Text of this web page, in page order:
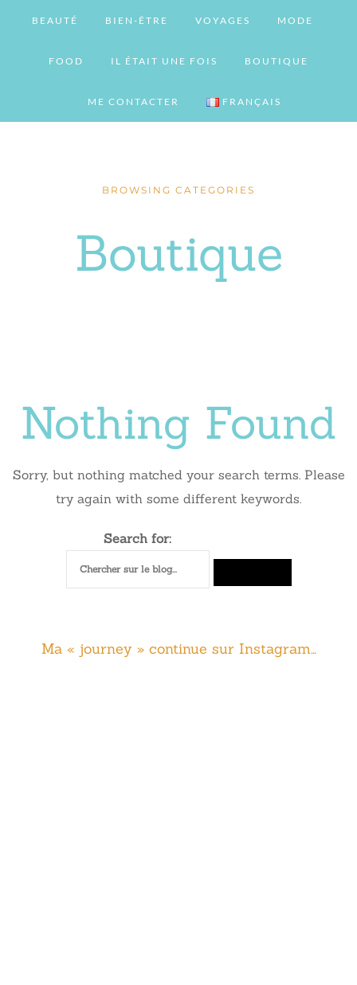
BEAUTÉ BIEN-ÊTRE VOYAGES MODE
FOOD IL ÉTAIT UNE FOIS BOUTIQUE
ME CONTACTER FRANÇAIS
BROWSING CATEGORIES
Boutique
Nothing Found
Sorry, but nothing matched your search terms. Please
try again with some different keywords.
Search for:
Ma « journey » continue sur Instagram…